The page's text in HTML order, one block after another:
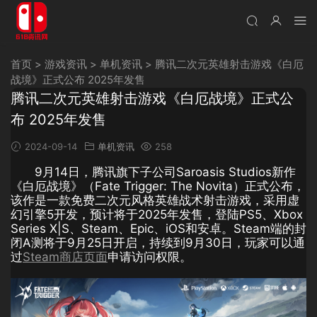
首页 > 游戏资讯 > 单机资讯 > 腾讯二次元英雄射击游戏《白厄
战境》正式公布 2025年发售
腾讯二次元英雄射击游戏《白厄战境》正式公
布 2025年发售
2024-09-14 单机资讯 258
9月14日，腾讯旗下子公司Saroasis Studios新作
《白厄战境》（Fate Trigger: The Novita）正式公布，
该作是一款免费二次元风格英雄战术射击游戏，采用虚
幻引擎5开发，预计将于2025年发售，登陆PS5、Xbox
Series X|S、Steam、Epic、iOS和安卓。Steam端的封
闭A测将于9月25日开启，持续到9月30日，玩家可以通
过Steam商店页面申请访问权限。